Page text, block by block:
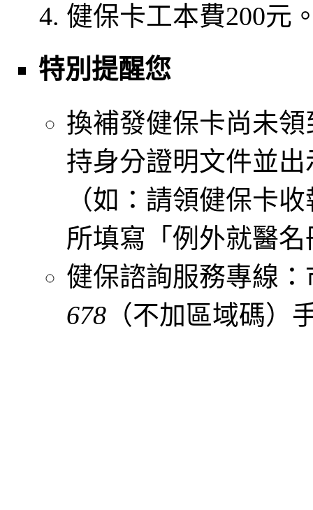
健保卡工本費200元
特別提醒您
換補發健保卡尚未
持身分證明文件並
（如：請領健保卡
所填寫「例外就醫
健保諮詢服務專線
678 （不加區域碼）